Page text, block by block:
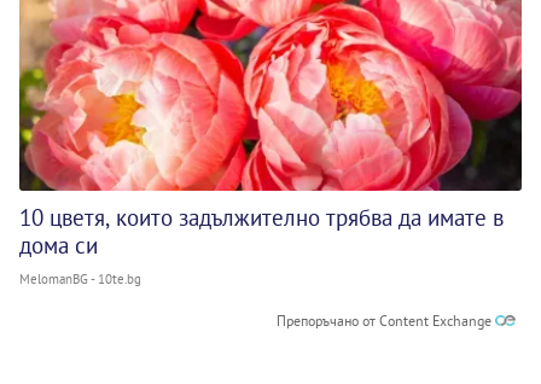
10 цветя, които задължително трябва да имате в
дома си
MelomanBG - 10te.bg
Препоръчано от Content Exchange